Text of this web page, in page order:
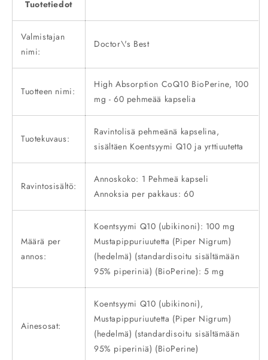
Tuotetiedot
Valmistajan
nimi:
Doctor\'s Best
Tuotteen nimi:
High Absorption CoQ10 BioPerine, 100
mg - 60 pehmeää kapselia
Tuotekuvaus:
Ravintolisä pehmeänä kapselina,
sisältäen Koentsyymi Q10 ja yrttiuutetta
Ravintosisältö:
Annoskoko: 1 Pehmeä kapseli
Annoksia per pakkaus: 60
Määrä per
annos:
Koentsyymi Q10 (ubikinoni): 100 mg
Mustapippuriuutetta (Piper Nigrum)
(hedelmä) (standardisoitu sisältämään
95% piperiniä) (BioPerine): 5 mg
Ainesosat:
Koentsyymi Q10 (ubikinoni),
Mustapippuriuutetta (Piper Nigrum)
(hedelmä) (standardisoitu sisältämään
95% piperiniä) (BioPerine)